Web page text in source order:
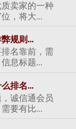
卖家的一种
，将大...
规则...
名靠前，需
息标题...
排名...
诚信通会员
要有比...